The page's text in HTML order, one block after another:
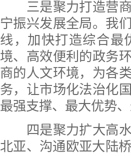
三是聚力打造营商
宁振兴发展全局。我
线，加快打造综合最
境、高效便利的政务
商的人文环境，为各
务，让市场化法治化
最强支撑、最大优势、
四是聚力扩大高水
北亚、沟通欧亚大陆